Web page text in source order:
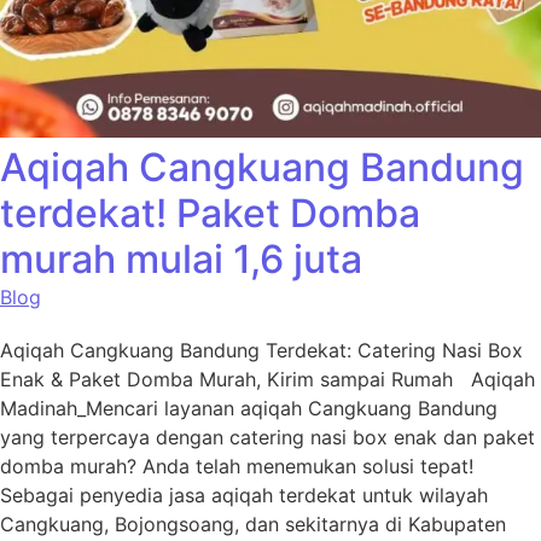
Aqiqah Cangkuang Bandung
terdekat! Paket Domba
murah mulai 1,6 juta
Blog
Aqiqah Cangkuang Bandung Terdekat: Catering Nasi Box
Enak & Paket Domba Murah, Kirim sampai Rumah Aqiqah
Madinah_Mencari layanan aqiqah Cangkuang Bandung
yang terpercaya dengan catering nasi box enak dan paket
domba murah? Anda telah menemukan solusi tepat!
Sebagai penyedia jasa aqiqah terdekat untuk wilayah
Cangkuang, Bojongsoang, dan sekitarnya di Kabupaten